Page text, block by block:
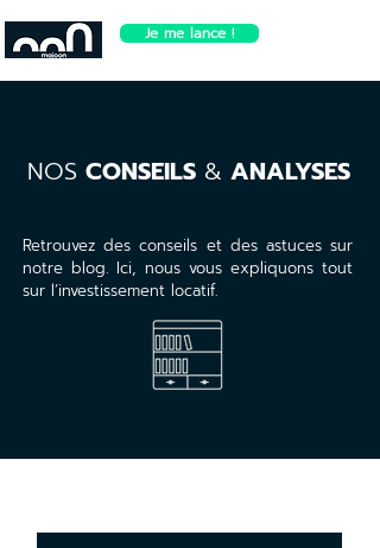
Je me lance !
NOS CONSEILS & ANALYSES
Retrouvez des conseils et des astuces sur
notre blog. Ici, nous vous expliquons tout
sur l’investissement locatif.